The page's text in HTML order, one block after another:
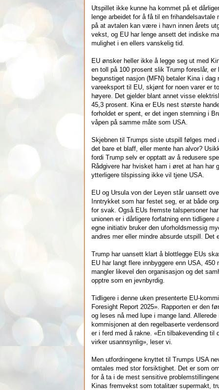
Utspillet ikke kunne ha kommet på et
lenge arbeidet for å få til en frihandelsavtale
på at avtalen kan være i havn innen årets
vekst, og EU har lenge ansett det indiske
mulighet i en ellers vanskelig tid.
EU ønsker heller ikke å legge seg ut med
en toll på 100 prosent slik Trump foreslår,
begunstiget nasjon (MFN) betaler Kina i
vareeksport til EU, skjønt for noen varer er
høyere. Det gjelder blant annet visse
45,3 prosent. Kina er EUs nest største
forholdet er spent, er det ingen stemning i
våpen på samme måte som USA.
Skjebnen til Trumps siste utspill følges med
det bare et blaff, eller mente han alvor?
fordi Trump selv er opptatt av å redusere
Rådgivere har hvisket ham i øret at han har
ytterligere tilspissing ikke vil tjene USA.
EU og Ursula von der Leyen står uansett
Inntrykket som har festet seg, er at både
for svak. Også EUs fremste talspersoner
unionen er i dårligere forfatning enn
egne initiativ bruker den uforholdsmessig
andres mer eller mindre absurde utspill. Det
Trump har uansett klart å blottlegge EUs
EU har langt flere innbyggere enn USA, 450
mangler likevel den organisasjon og det
opptre som en jevnbyrdig.
Tidligere i denne uken presenterte EU-
Foresight Report 2025». Rapporten er den
og leses nå med lupe i mange land.
kommisjonen at den regelbaserte
er i ferd med å rakne. «En tilbakevending til
virker usannsynlig», leser vi.
Men utfordringene knyttet til Trumps USA
omtales med stor forsiktighet. Det er som
for å ta i de mest sensitive
Kinas fremvekst som totalitær supermakt,